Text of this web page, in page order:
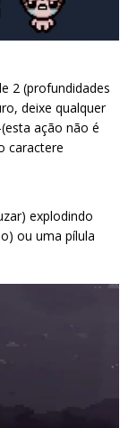
2 (profundidades
deixe qualquer
ação não é
caractere
explodindo
ou uma pílula